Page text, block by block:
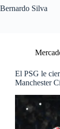
Bernardo Silva
El PSG le
Manchester